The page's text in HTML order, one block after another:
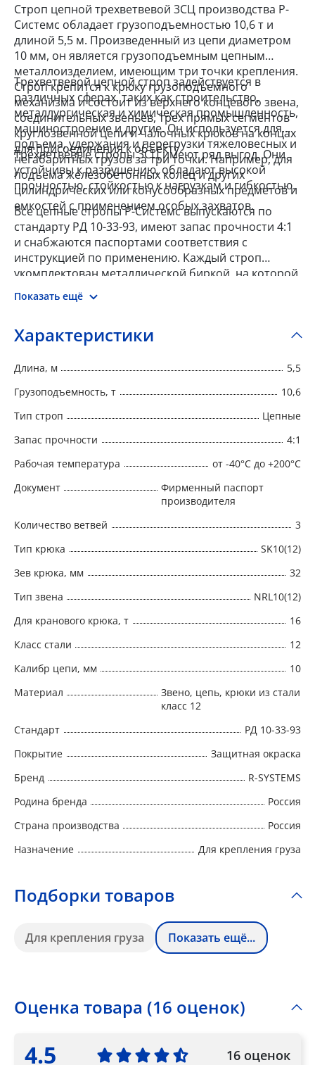
Строп цепной трехветвевой 3СЦ производства Р-
Системс обладает грузоподъемностью 10,6 т и
длиной 5,5 м. Произведенный из цепи диаметром
10 мм, он является грузоподъемным цепным
металлоизделием, имеющим три точки крепления.
Строп крепится к крюку грузоподъемного
механизма и состоит из верхнего концевого звена,
соединительных звеньев, трех прямых сегментов
круглозвенной цепи и чалочных крюков на концах
для присоединения к объекту.
Трехветвевой цепной строп задействуется в
различных сферах, таких как строительство,
металлургическая и химическая промышленность,
машиностроение и другие. Он используется для
подъема, удержания и перегрузки тяжеловесных и
негабаритных грузов за три точки. Например, для
подъема железобетонных колец и других
цилиндрических или конусообразных предметов и
емкостей с применением особых захватов.
Трехветвевые стропы 3СЦ имеют ряд выгод. Они
устойчивы к разрушению, обладают высокой
прочностью, стойкостью к нагрузкам и гибкостью.
Все цепные стропы Р-Системс выпускаются по
стандарту РД 10-33-93, имеют запас прочности 4:1
и снабжаются паспортами соответствия с
инструкцией по применению. Каждый строп
укомплектован металлической биркой, на которой
указан номер, тип, грузоподъемность, длина, запас
прочности, дата изготовления и наименование
Показать ещё
Характеристики
Длина, м
5,5
Грузоподъемность, т
10,6
Тип строп
Цепные
Запас прочности
4:1
Рабочая температура
от -40°C до +200°C
Документ
Фирменный паспорт
производителя
Количество ветвей
3
Тип крюка
SK10(12)
Зев крюка, мм
32
Тип звена
NRL10(12)
Для кранового крюка, т
16
Класс стали
12
Калибр цепи, мм
10
Материал
Звено, цепь, крюки из стали
класс 12
Стандарт
РД 10-33-93
Покрытие
Защитная окраска
Бренд
R-SYSTEMS
Родина бренда
Россия
Страна производства
Россия
Назначение
Для крепления груза
Подборки товаров
Для крепления груза Показать ещё...
Оценка товара (16 оценок)
4.5 16 оценок